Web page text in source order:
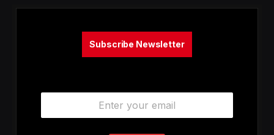
Subscribe Newsletter
E
a